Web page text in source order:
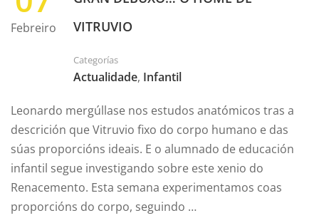
Febreiro
VITRUVIO
Categorías
Actualidade, Infantil
Leonardo mergúllase nos estudos anatómicos tras a
descrición que Vitruvio fixo do corpo humano e das
súas proporcións ideais. E o alumnado de educación
infantil segue investigando sobre este xenio do
Renacemento. Esta semana experimentamos coas
proporcións do corpo, seguindo …